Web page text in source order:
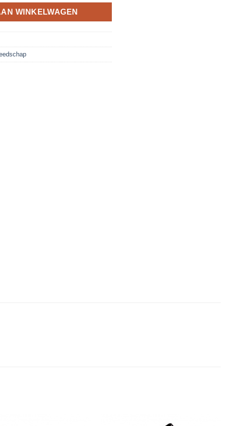
WINKELWAGEN